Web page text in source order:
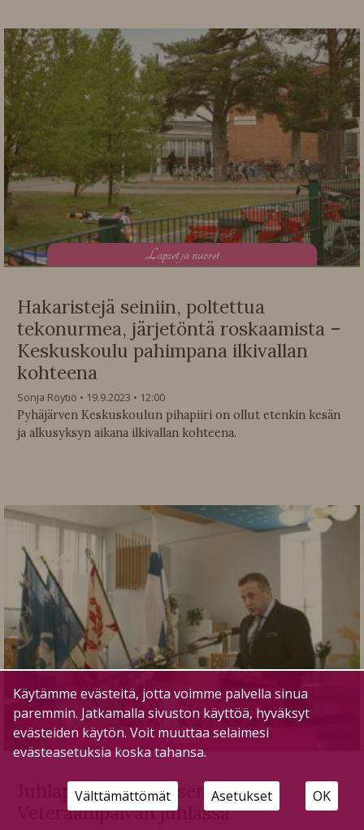
Lapset ja nuoret
Hakaristejä seiniin, poltettua
tekonurmea, järjetöntä roskaamista –
Keskuskoulu pahimpana ilkivallan
kohteena
Sonja Röytiö 19.9.2023
12:00
Pyhäjärven Keskuskoulun pihapiiri on ollut etenkin kesän
ja alkusyksyn aikana ilkivallan kohteena.
Uutiset
Juhlapuhe Kansallisen
Veteraanipäivän juhlassa
Käytämme evästeitä, jotta voimme palvella sinua
paremmin. Jatkamalla sivuston käyttöä, hyväksyt
evästeiden käytön. Voit muuttaa selaimesi
evästeasetuksia koska tahansa.
Välttämättömät Asetukset OK